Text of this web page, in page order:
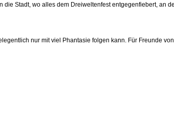
Stadt, wo alles dem Dreiweltenfest entgegenfiebert, an
nur mit viel Phantasie folgen kann. Für Freunde